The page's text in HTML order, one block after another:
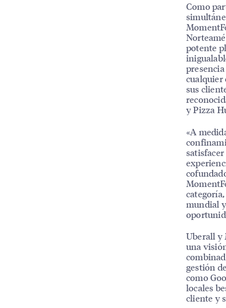
Como
potente
cualquier
sus
y Pizza
«A
mundial
Uberall y
una
gestión
como
locales
cliente y